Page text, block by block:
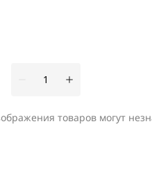
товаров могут